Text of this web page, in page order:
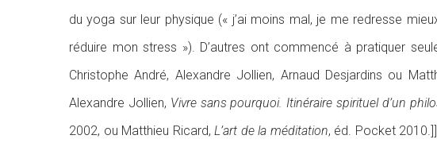
du yoga sur leur physique (« j’ai moins mal, je me redresse
réduire mon stress »). D’autres ont commencé à pratiquer
Christophe André, Alexandre Jollien, Arnaud Desjardins ou
Alexandre Jollien, Vivre sans pourquoi. Itinéraire spirituel d’un
2002, ou Matthieu Ricard,L’art de la méditation, éd. Pocket